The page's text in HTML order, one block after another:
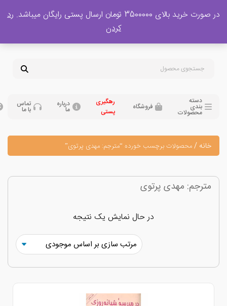
پشتیبانی فروش
09120329397
بندی
محصولات
فروشگاه درباره تماس
محصولات برچسب خورده “مترجم: مهدی پرتوی”
مهدی پرتوی
در حال نمایش یک نتیجه
3500000 تومان ارسال پستی رایگان میباشد.
رد